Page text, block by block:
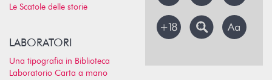
Le Scatole delle storie
LABORATORI
Una tipografia in Biblioteca
Laboratorio Carta a mano